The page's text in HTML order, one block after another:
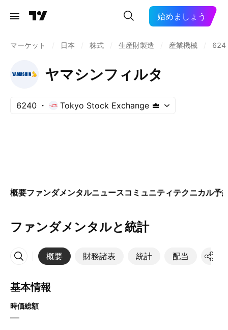
始めましょう
マーケット 日本 株式 生産財製造 産業機械
ヤマシンフィルタ
6240 Tokyo Stock Exchange
概要ファンダメンタルニュースコミュニティテクニカル予
ファンダメンタルと統計
概要 財務諸表 統計 配当 決算
その他
基本情報
時価総額
—